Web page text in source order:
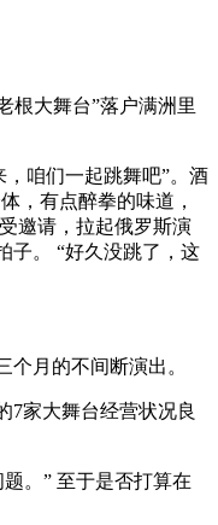
根大舞台”落户满洲里
咱们一起跳舞吧”。酒
，有点醉拳的味道，
邀请，拉起俄罗斯演
子。 “好久没跳了，这
月的不间断演出。
7家大舞台经营状况良
。” 至于是否打算在